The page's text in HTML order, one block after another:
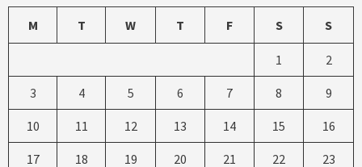
M T W T F S S
1 2
3 4 5 6 7 8 9
10 11 12 13 14 15 16
17 18 19 20 21 22 23